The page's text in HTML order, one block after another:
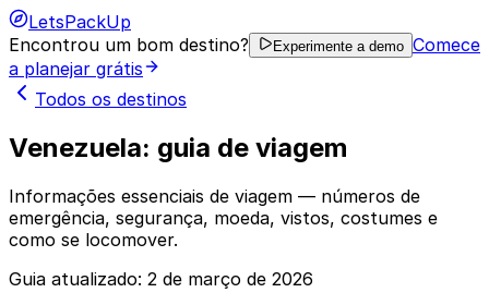
LetsPackUp
Encontrou um bom destino?
Experimente a demo Comece
a planejar grátis
Todos os destinos
Venezuela: guia de viagem
Informações essenciais de viagem — números de
emergência, segurança, moeda, vistos, costumes e
como se locomover.
Guia atualizado: 2 de março de 2026